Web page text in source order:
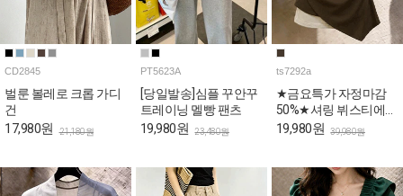
CD2845
벌룬 볼레로 크롭 가디
건
17,980원 21,180원
PT5623A
[당일발송]심플 꾸안꾸
트레이닝 멜빵 팬츠
19,980원 23,480원
ts7292a
★금요특가 자정마감
50%★셔링 뷔스티에
슬림핏 레이어드 반팔
19,980원 39,980원